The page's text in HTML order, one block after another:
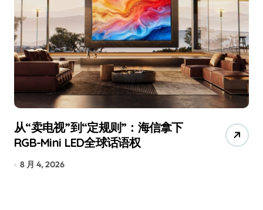
追觅、石头科技注意：你们的扫地机
已被美国认定为“战略武器”
7 月 30, 2026